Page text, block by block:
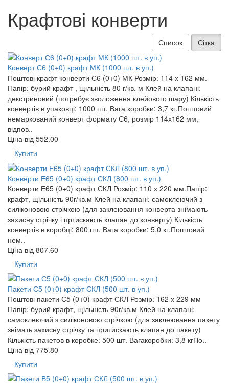
Крафтові конверти
Список Сітка
Конверт С6 (0+0) крафт МК (1000 шт. в уп.)
Поштові крафт конверти С6 (0+0) МК Розмір: 114 х 162 мм.
Папір: бурий крафт , щільність 80 г/кв. м Клей на клапані:
декстриновий (потребує зволоження клейового шару) Кількість
конвертів в упаковці: 1000 шт. Вага коробки: 3,7 кг.Поштовий
немаркований конверт формату С6, розмір 114х162 мм,
відпов..
Ціна від 552.00
Купити
Конверти Е65 (0+0) крафт СКЛ (800 шт. в уп.)
Конверти Е65 (0+0) крафт СКЛ Розмір: 110 х 220 мм.Папір:
крафт, щільність 90г/кв.м Клей на клапані: самоклеючий з
силіконовою стрічкою (для заклеювання конверта знімають
захисну стрічку і пртискають клапан до конверту) Кількість
конвертів в коробці: 800 шт. Вага коробки: 5,0 кг.Поштовий
нем..
Ціна від 807.60
Купити
Пакети С5 (0+0) крафт СКЛ (500 шт. в уп.)
Поштові пакети С5 (0+0) крафт СКЛ Розмір: 162 х 229 мм
Папір: бурий крафт, щільність 90г/кв.м Клей на клапані:
самоклеючий з силіконовою стрічкою (для заклеювання пакету
знімать захисну стрічку та притискають клапан до пакету)
Кількість пакетов в коробке: 500 шт. Вагакоробки: 3,8 кгПо..
Ціна від 775.80
Купити